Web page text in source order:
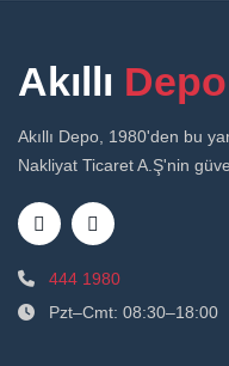
Akıllı Depo
Akıllı Depo, 1980'den bu
Nakliyat Ticaret A.Ş'nin
444 1980
Pzt–Cmt: 08:30–18:00